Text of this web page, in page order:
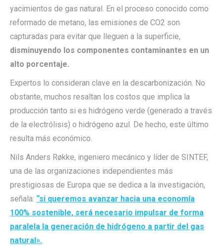
yacimientos de gas natural. En el proceso conocido como
reformado de metano, las emisiones de CO2 son
capturadas para evitar que lleguen a la superficie,
disminuyendo los componentes contaminantes en un
alto porcentaje.
Expertos lo consideran clave en la descarbonización. No
obstante, muchos resaltan los costos que implica la
producción tanto si es hidrógeno verde (generado a través
de la electrólisis) o hidrógeno azul. De hecho, este último
resulta más económico.
Nils Anders Røkke, ingeniero mecánico y líder de SINTEF,
una de las organizaciones independientes más
prestigiosas de Europa que se dedica a la investigación,
señala: “si queremos avanzar hacia una economía
100% sostenible, será necesario impulsar de forma
paralela la generación de hidrógeno a partir del gas
natural».